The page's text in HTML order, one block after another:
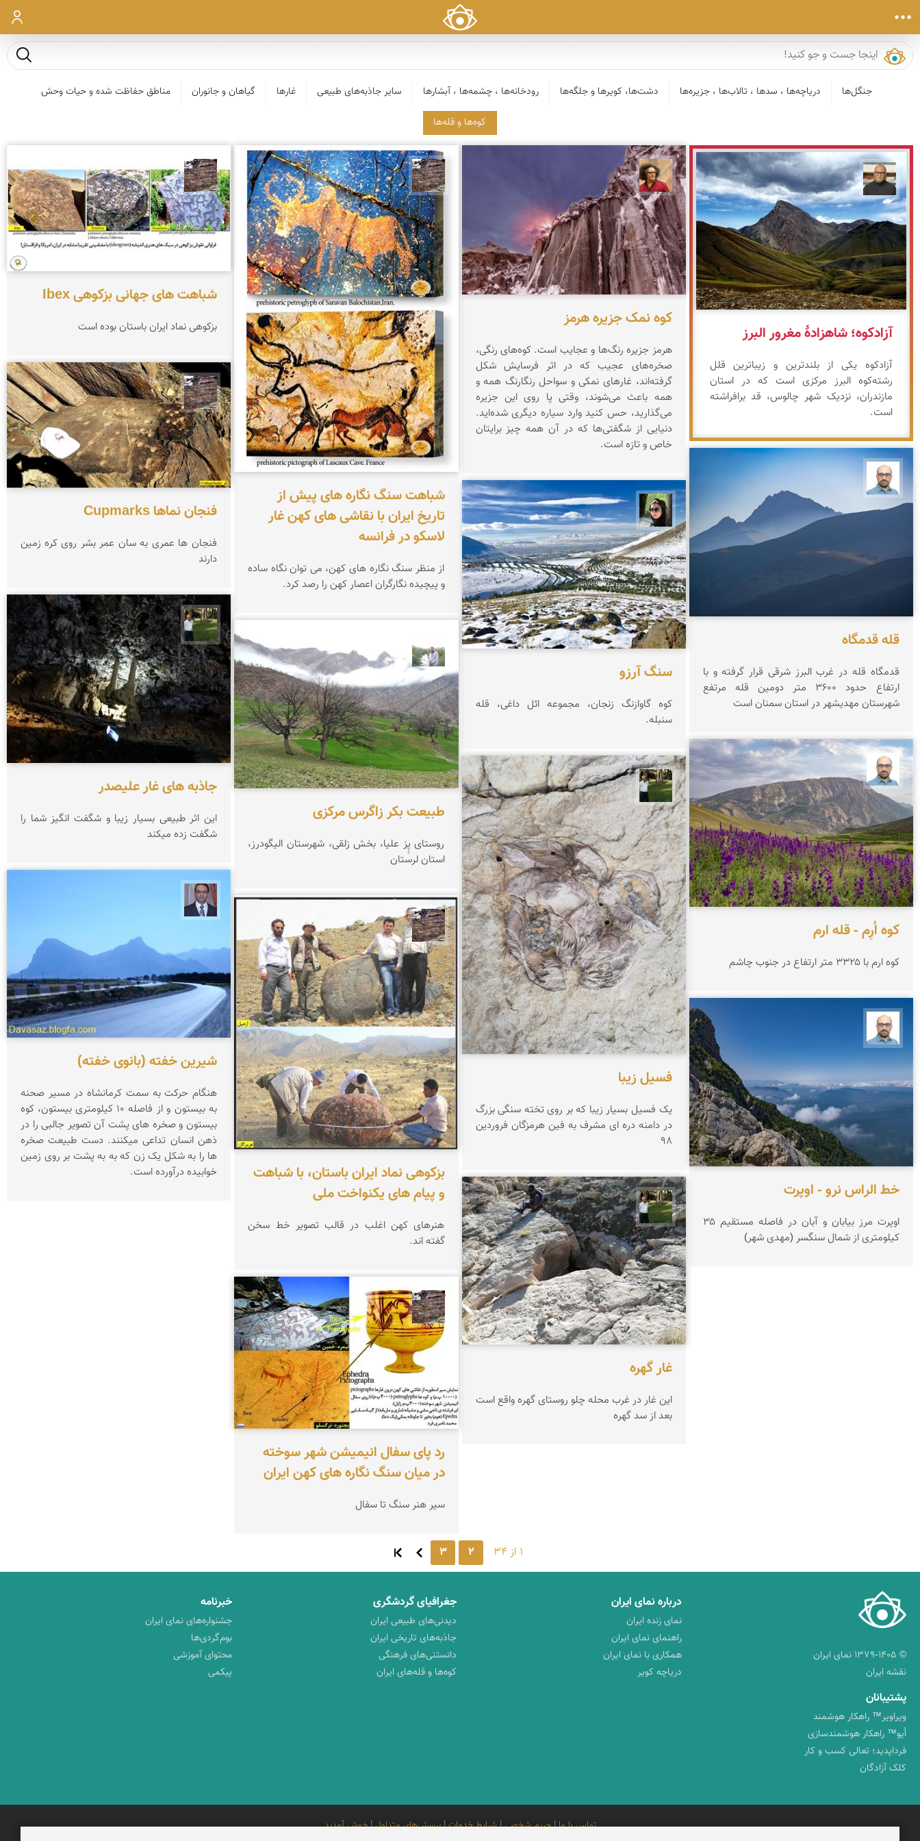
ورود
جست و
جنگل‌ها دریاچه‌ها ، سدها ، تالاب‌ها ، جزیره‌ها دشت‌ها، کویرها و جلگه‌ها رودخانه‌ها ، چشمه‌ها ، آبشارها سایر جاذبه‌های طبیعی غارها گیاهان و جانوران مناطق حفاظت شده و حیات وحش
کوه‌ها و قله‌ها
مازیار ذاکری
آزادکوه؛ شاهزادهٔ مغرور البرز
آزادکوه یکی از بلندترین و زیباترین قلل
رشته‌کوه البرز مرکزی است که در استان
مازندران، نزدیک شهر چالوس، قد برافراشته
است.
قله قدمگاه
قدمگاه قله در غرب البرز شرقی قرار گرفته و با
ارتفاع حدود ۳۶0۰ متر دومین قله مرتفع
شهرستان مهدیشهر در استان سمنان است
بابک ارجمندی
کوه اُرِم - قله ارم
کوه ارم با ۳۳۲۵ متر ارتفاع در جنوب چاشم
خط الراس نرو - اوپرت
اوپرت مرز بیابان و آبان در فاصله مستقیم ۳۵
کیلومتری از شمال سنگسر (مهدی شهر)
مصطفی ربیعی بهشتی
کوه نمک جزیره هرمز
هرمز جزیره‌ رنگ‌ها‌ و عجایب است. کوه‌های رنگی،
صخره‌های عجیب که در اثر فرسایش شکل
گرفته‌اند، غارهای نمکی و سواحل رنگارنگ همه و
همه باعث می‌شوند، وقتی پا روی این جزیره
می‌گذارید، حس کنید وارد سیاره‌ دیگری شده‌اید.
دنیایی از شگفتی‌ها که در آن همه چیز برایتان
خاص و تازه است.
سپیده اصلان
سنگ آرزو
کوه گاوازنگ زنجان، مجموعه ائل داغی، قله
سنبله.
عبدل شعبانی
فسیل زیبا
یک فسیل بسیار زیبا که بر روی تخته سنگی بزرگ
در دامنه دره ای مشرف به فین هرمزگان فروردین
98
عبدل شعبانی
غار گهره
این غار در غرب محله چلو روستای گهره واقع است
بعد از سد گهره
محمد ناصری فرد
شباهت سنگ نگاره های پیش از
تاریخ ایران با نقاشی های کهن غار
لاسکو در فرانسه
از منظر سنگ نگاره های کهن، می توان نگاه ساده
و پیچیده نگارگران اعصار کهن را رصد کرد.
مهرداد زینلیان
طبیعت بکر زاگرس مرکزی
روستای پِِز علیا، بخش زلقی، شهرستان الیگودرز،
استان لرستان
محمد ناصری فرد
بزکوهی نماد ایران باستان، با شباهت
و پیام های یکنواخت ملی
هنرهای کهن اغلب در قالب تصویر خط سخن
گفته اند.
محمد ناصری فرد
رد پای سفال انیمیشن شهر سوخته
در میان سنگ نگاره های کهن ایران
سیر هنر سنگ تا سفال
محمد ناصری فرد
شباهت های جهانی بزکوهی Ibex
بزکوهی نماد ایران باستان بوده است
محمد ناصری فرد
فنجان نماها Cupmarks
فنجان ها عمری به سان عمر بشر روی کره زمین
دارند
عبدل شعبانی
جاذبه های غار علیصدر
این اثر طبیعی بسیار زیبا و شگفت انگیز شما را
شگفت زده میکند
شیرین خفته (بانوی خفته)
هنگام حرکت به سمت کرمانشاه در مسیر صحنه
به بیستون و از فاصله ۱۰ کیلومتری بیستون، کوه
بیستون و صخره های پشت آن تصویر جالبی را در
ذهن انسان تداعی میکنند. دست طبیعت صخره
ها را به شکل یک زن که به به پشت بر روی زمین
خوابیده درآورده است.
1 از 34 2
3
© ۱۳۷۹-۱۴۰۵ نمای ایران
نقشه ایران
درباره نمای ایران
نمای زنده ایران
راهنمای نمای ایران
همکاری با نمای ایران
دریاچه کویر
جغرافیای گردشگری
دیدنی‌های طبیعی ایران
جاذبه‌های تاریخی ایران
دانستنی‌های فرهنگی
کوه‌ها و قله‌های ایران
خبرنامه
جشنواره‌های نمای ایران
بوم‌گردی‌ها
محتوای آموزشی
پیکمی
پشتیبانان
ویراویر™ راهکار هوشمند
اُیو™ راهکار هوشمندسازی
فرداپدید؛ تعالی کسب و کار
کلک آزادگان
تماس با ما|حریم شخصی|شرایط خدمات|پرسش‌های متداول|خوش آمدید